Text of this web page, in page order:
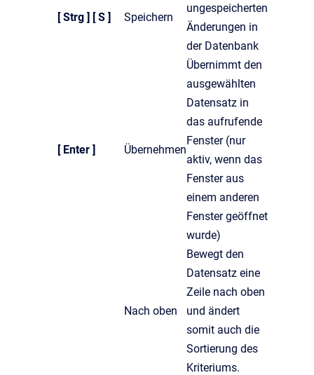
[ Strg ] [ S ] Speichern
ungespeicherten
Änderungen in
der Datenbank
[ Enter ] Übernehmen
Übernimmt den
ausgewählten
Datensatz in
das aufrufende
Fenster (nur
aktiv, wenn das
Fenster aus
einem anderen
Fenster geöffnet
wurde)
Nach oben
Bewegt den
Datensatz eine
Zeile nach oben
und ändert
somit auch die
Sortierung des
Kriteriums.